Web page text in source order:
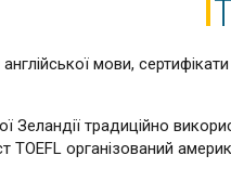
англійської мови,
Зеландії традиційно
TOEFL організований